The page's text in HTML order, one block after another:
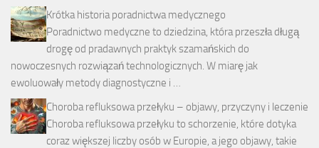
Krótka historia poradnictwa medycznego
Poradnictwo medyczne to dziedzina, która przeszła długą
drogę od pradawnych praktyk szamańskich do
nowoczesnych rozwiązań technologicznych. W miarę jak
ewoluowały metody diagnostyczne i …
Choroba refluksowa przełyku – objawy, przyczyny i leczenie
Choroba refluksowa przełyku to schorzenie, które dotyka
coraz większej liczby osób w Europie, a jego objawy, takie